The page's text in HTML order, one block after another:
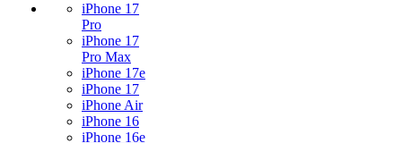
iPhone 17
Pro
iPhone 17
Pro Max
iPhone 17e
iPhone 17
iPhone Air
iPhone 16
iPhone 16e